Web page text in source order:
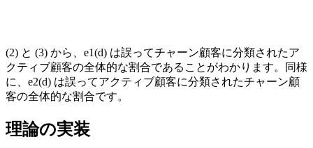
(2) と (3) から、e1(d) は誤ってチャーン顧客に分類されたア
クティブ顧客の全体的な割合であることがわかります。同様
に、e2(d) は誤ってアクティブ顧客に分類されたチャーン顧
客の全体的な割合です。
理論の実装